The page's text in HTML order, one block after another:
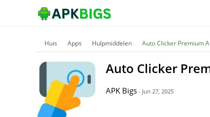
Huis Apps Hulpmiddelen Auto Clicker Premium
Auto Clicker
APK Bigs - Jun 27, 2025